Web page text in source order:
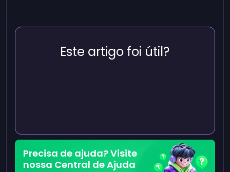
Este artigo foi útil?
Precisa de ajuda? Visite
nossa Central de Ajuda